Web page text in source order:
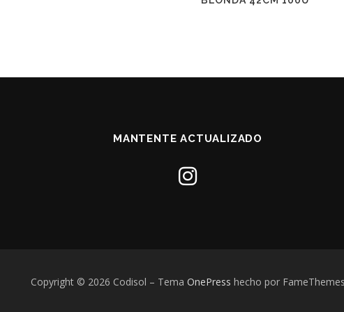
MANTENTE ACTUALIZADO
Copyright © 2026 Codisol – Tema OnePress hecho por FameThemes